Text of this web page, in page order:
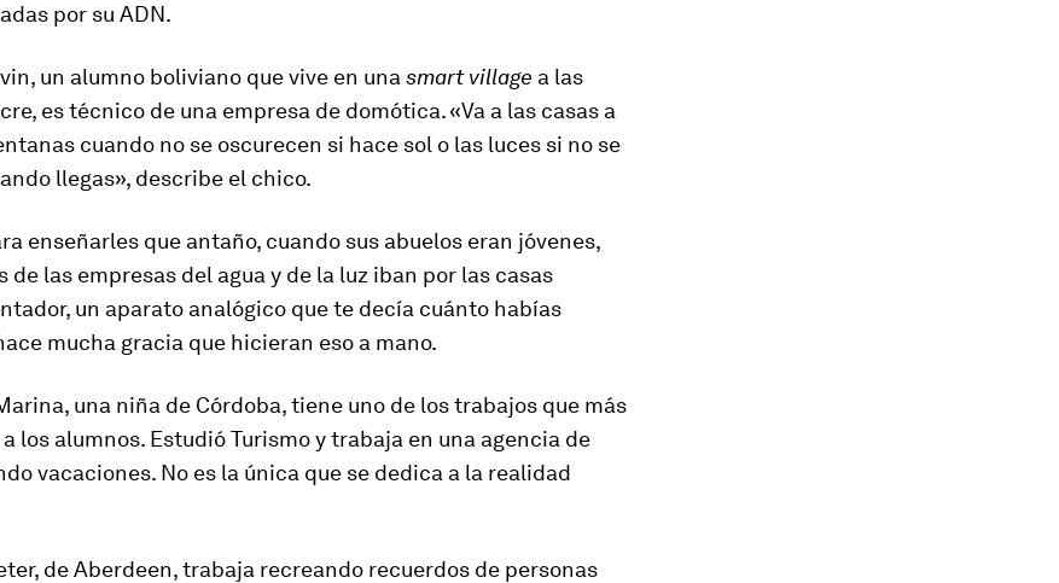
por su ADN.
un alumno boliviano que vive en una smart village a las
es técnico de una empresa de domótica. «Va a las casas a
cuando no se oscurecen si hace sol o las luces si no se
llegas», describe el chico.
enseñarles que antaño, cuando sus abuelos eran jóvenes,
de las empresas del agua y de la luz iban por las casas
un aparato analógico que te decía cuánto habías
mucha gracia que hicieran eso a mano.
una niña de Córdoba, tiene uno de los trabajos que más
los alumnos. Estudió Turismo y trabaja en una agencia de
vacaciones. No es la única que se dedica a la realidad
de Aberdeen, trabaja recreando recuerdos de personas